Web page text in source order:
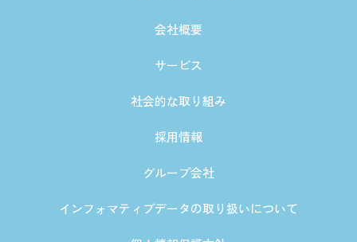
会社概要
サービス
社会的な取り組み
採用情報
グループ会社
インフォマティブデータの取り扱いについて